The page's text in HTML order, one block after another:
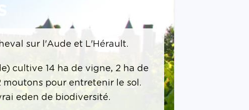
sur l'Aude et L'Hérault.
cultive 14 ha de vigne, 2 ha de
pour entretenir le sol.
eden de biodiversité.